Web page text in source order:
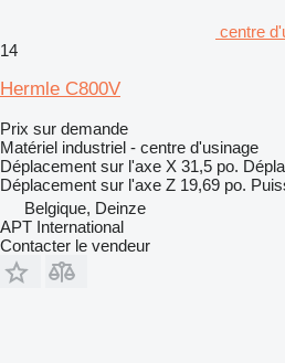
centre
14
Hermle C800V
Prix sur demande
Matériel industriel - centre d'usinage
Déplacement sur l'axe X 31,5 po.
Déplacement sur l'axe Z 19,69 po.
Belgique, Deinze
APT International
Contacter le vendeur